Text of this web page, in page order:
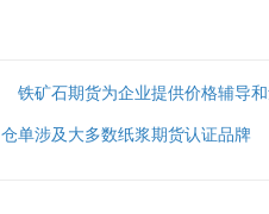
铁矿石期货为企业提供价格辅导
仓单涉及大多数纸浆期货认证品牌